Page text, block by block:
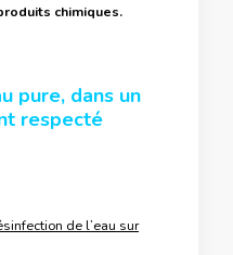
chimiques.
pure, dans un
respecté
de l’eau sur